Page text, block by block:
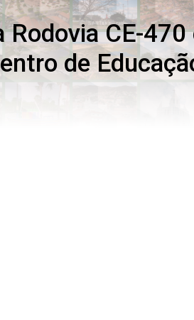
Rodovia CE-
de